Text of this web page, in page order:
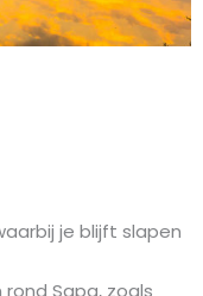
je blijft slapen